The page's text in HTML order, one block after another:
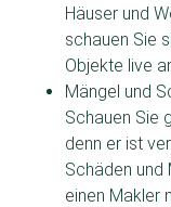
Häuser und
schauen Sie
Objekte live
Mängel und
Schauen Sie
denn er ist
Schäden und
einen Makler